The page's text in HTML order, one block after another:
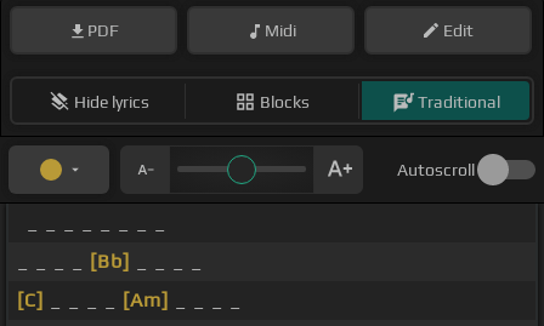
PDF Midi Edit
Hide lyrics Blocks Traditional
Autoscroll
[Bb]
[C]
[Am]